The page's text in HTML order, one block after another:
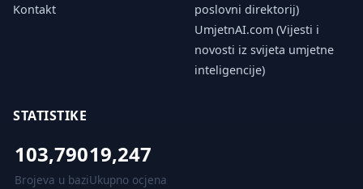
Kontakt
poslovni direktorij)
UmjetnAI.com (Vijesti i
novosti iz svijeta umjetne
inteligencije)
STATISTIKE
103,790
Brojeva u bazi
19,247
Ukupno ocjena